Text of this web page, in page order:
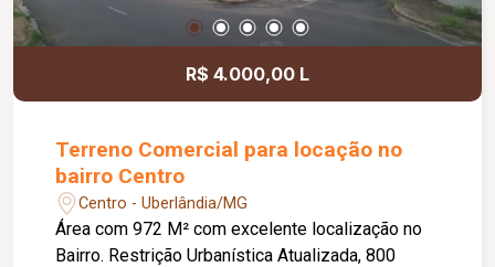
R$ 4.000,00 L
Terreno Comercial para locação no
bairro Centro
Centro - Uberlândia/MG
Área com 972 M² com excelente localização no
Bairro. Restrição Urbanística Atualizada, 800